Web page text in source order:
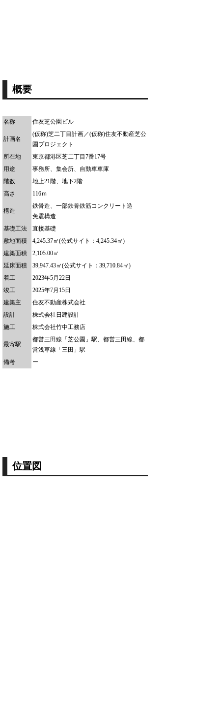
概要
名称 住友芝公園ビル
計画名
(仮称)芝二丁目計画／(仮称)住友不動産芝公
園プロジェクト
所在地
東京都港区芝二丁目7番17号
用途
事務所、集会所、自動車車庫
階数
地上21階、地下2階
高さ
116ｍ
構造
鉄骨造、一部鉄骨鉄筋コンクリート造
免震構造
基礎工法
直接基礎
敷地面積
4,245.37㎡(公式サイト：4,245.34㎡)
建築面積
2,105.00㎡
延床面積
39,947.43㎡(公式サイト：39,710.84㎡)
着工
2023年5月22日
竣工
2025年7月15日
建築主
住友不動産株式会社
設計
株式会社日建設計
施工
株式会社竹中工務店
最寄駅
都営三田線「芝公園」駅、都営三田線、都
営浅草線「三田」駅
備考
ー
位置図